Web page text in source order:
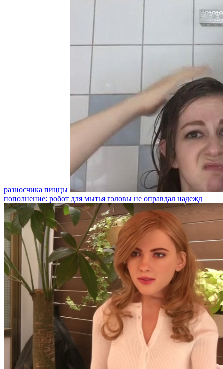
разносчика пиццы
пополнение: робот для мытья головы не оправдал надежд